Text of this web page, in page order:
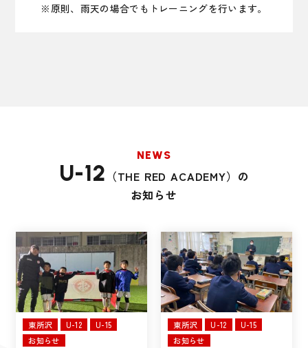
※原則、雨天の場合でもトレーニングを行います。
NEWS
U-12 （THE RED ACADEMY）の
お知らせ
東所沢 U-12
U-15
お知らせ
東所沢 U-12
U-15
お知らせ